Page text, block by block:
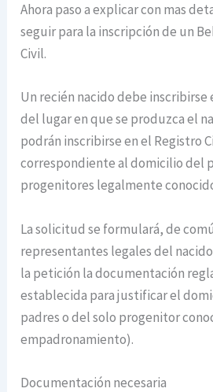
Ahora paso a explicar con mas
seguir para la inscripción de un
Civil.
Un recién nacido debe inscribirse
del lugar en que se produzca el
podrán inscribirse en el Registro
correspondiente al domicilio del
progenitores legalmente
La solicitud se formulará, de
representantes legales del
la petición la documentación
establecida para justificar el
padres o del solo progenitor
empadronamiento).
Documentación necesaria